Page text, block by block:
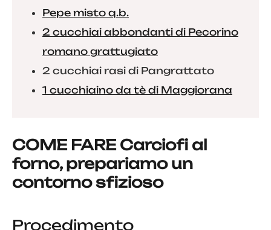
Pepe misto q.b.
2 cucchiai abbondanti di Pecorino
romano grattugiato
2 cucchiai rasi di Pangrattato
1 cucchiaino da tè di Maggiorana
COME FARE Carciofi al
forno, prepariamo un
contorno sfizioso
Procedimento